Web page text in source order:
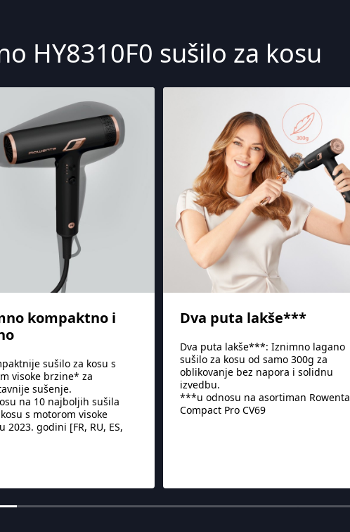
HY8310F0 sušilo za kosu
kompaktno i
sušilo za kosu s
visoke brzine* za
sušenje.
na 10 najboljih sušila
kosu s motorom visoke
2023. godini [FR, RU, ES,
Dva puta lakše***
Dva puta lakše***: Iznimno lagano
sušilo za kosu od samo 300g za
oblikovanje bez napora i solidnu
izvedbu.
***u odnosu na asortiman Rowenta
Compact Pro CV69